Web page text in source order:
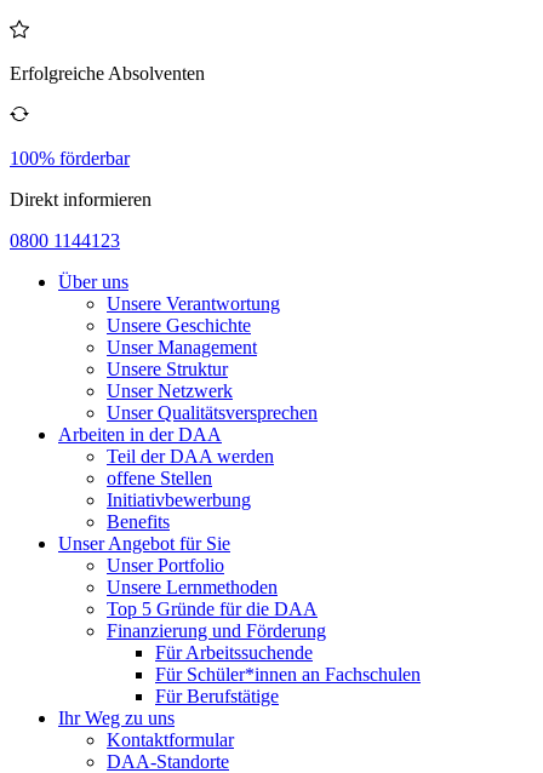
Erfolgreiche Absolventen
100% förderbar
Direkt informieren
0800 1144123
Über uns
Unsere Verantwortung
Unsere Geschichte
Unser Management
Unsere Struktur
Unser Netzwerk
Unser Qualitätsversprechen
Arbeiten in der DAA
Teil der DAA werden
offene Stellen
Initiativbewerbung
Benefits
Unser Angebot für Sie
Unser Portfolio
Unsere Lernmethoden
Top 5 Gründe für die DAA
Finanzierung und Förderung
Für Arbeitssuchende
Für Schüler*innen an Fachschulen
Für Berufstätige
Ihr Weg zu uns
Kontaktformular
DAA-Standorte